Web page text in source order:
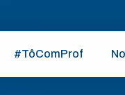
#TôComProf